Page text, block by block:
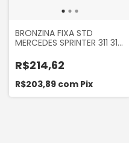
BRONZINA FIXA STD
MERCEDES SPRINTER 311 312
DIANTE FRONTIER 24081
R$214,62
R$203,89 com Pix